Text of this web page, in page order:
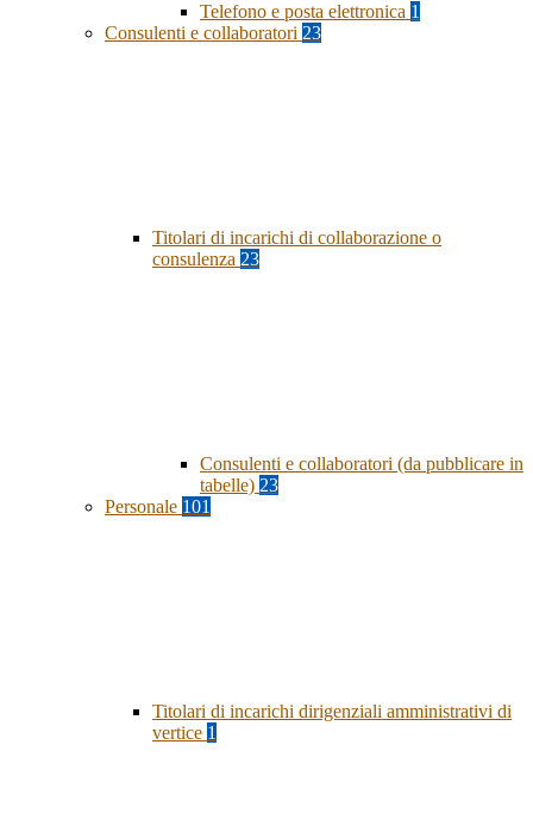
Telefono e posta elettronica 1
Consulenti e collaboratori 23
Titolari di incarichi di collaborazione o
consulenza 23
Consulenti e collaboratori (da pubblicare in
tabelle) 23
Personale 101
Titolari di incarichi dirigenziali amministrativi di
vertice 1